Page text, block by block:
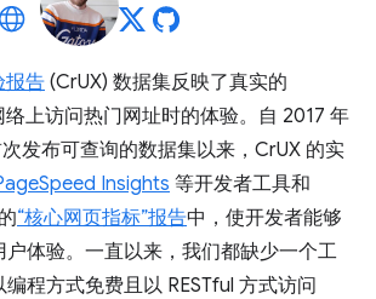
报告 (CrUX) 数据集反映了真实的
上访问热门网址时的体验。自 2017 年
发布可查询的数据集以来，CrUX 的实
Insights 等开发者工具和
“核心网页指标”报告中，使开发者能够
体验。一直以来，我们都缺少一个工
程方式免费且以 RESTful 方式访问